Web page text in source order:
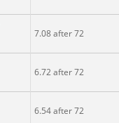
7.08 after 72
6.72 after 72
6.54 after 72